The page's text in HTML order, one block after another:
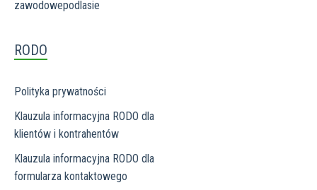
zawodowepodlasie
RODO
Polityka prywatności
Klauzula informacyjna RODO dla
klientów i kontrahentów
Klauzula informacyjna RODO dla
formularza kontaktowego